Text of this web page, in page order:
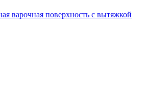
варочная поверхность с вытяжкой